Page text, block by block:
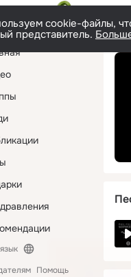
cookie-файлы,
представитель.
Помощь